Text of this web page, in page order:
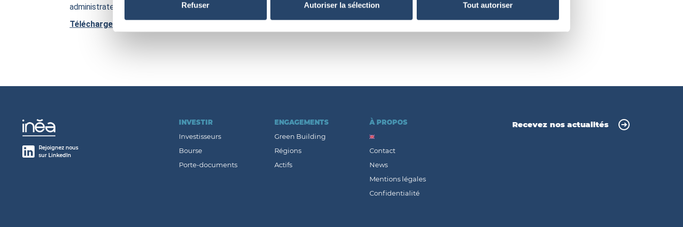
Refuser Autoriser la sélection Tout autoriser
administrateurs et permettant de préserver les intérêts d’INEA.
Télécharger le communiqué
Rejoignez nous
sur LinkedIn
INVESTIR
Investisseurs
Bourse
Porte-documents
ENGAGEMENTS
Green Building
Régions
Actifs
À PROPOS
Contact
News
Mentions légales
Confidentialité
Recevez nos actualités